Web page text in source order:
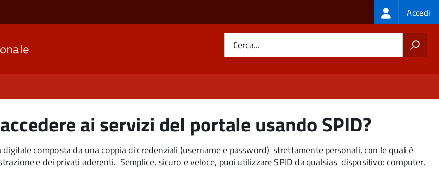
Login
menu
Accedi
Cerca...
ai servizi del portale usando SPID?
composta da una coppia di credenziali (username e password), strettamente personali, con le quali è
e dei privati aderenti. Semplice, sicuro e veloce, puoi utilizzare SPID da qualsiasi dispositivo: computer,